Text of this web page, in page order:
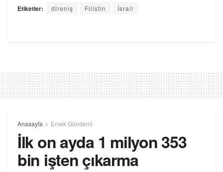
Etiketler: direniş Filistin İsrail
Anasayfa Emek Gündemi
İlk on ayda 1 milyon 353
bin işten çıkarma